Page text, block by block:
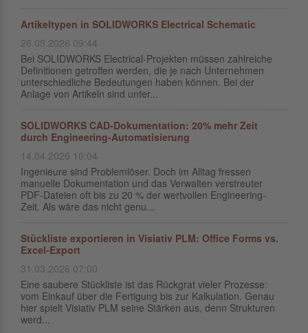
Artikeltypen in SOLIDWORKS Electrical Schematic
26.05.2026 09:44
Bei SOLIDWORKS Electrical-Projekten müssen zahlreiche
Definitionen getroffen werden, die je nach Unternehmen
unterschiedliche Bedeutungen haben können. Bei der
Anlage von Artikeln sind unter...
SOLIDWORKS CAD-Dokumentation: 20% mehr Zeit
durch Engineering-Automatisierung
14.04.2026 10:04
Ingenieure sind Problemlöser. Doch im Alltag fressen
manuelle Dokumentation und das Verwalten verstreuter
PDF-Dateien oft bis zu 20 % der wertvollen Engineering-
Zeit. Als wäre das nicht genu...
Stückliste exportieren in Visiativ PLM: Office Forms vs.
Excel-Export
31.03.2026 07:00
Eine saubere Stückliste ist das Rückgrat vieler Prozesse:
vom Einkauf über die Fertigung bis zur Kalkulation. Genau
hier spielt Visiativ PLM seine Stärken aus, denn Strukturen
werd...